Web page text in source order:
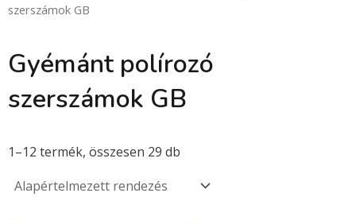
szerszámok GB
Gyémánt polírozó
szerszámok GB
1–12 termék, összesen 29 db